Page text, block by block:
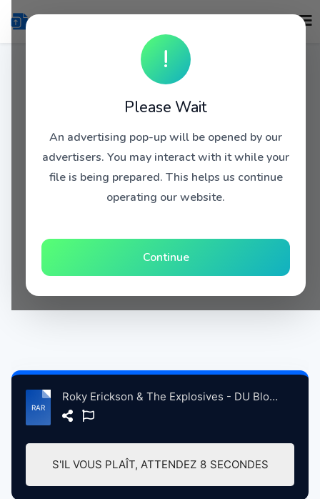
!
Please Wait
An advertising pop-up will be opened by our
advertisers. You may interact with it while your
file is being prepared. This helps us continue
operating our website.
Continue
Roky Erickson & The Explosives - DU Blogspot POST.rar
S'IL VOUS PLAÎT, ATTENDEZ 8 SECONDES